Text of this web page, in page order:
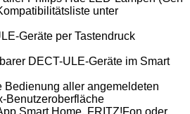
unter
Geräte per Tastendruck
DECT-ULE-Geräte im Smart
Bedienung aller angemeldeten
Benutzeroberfläche
Smart Home, FRITZ!Fon oder